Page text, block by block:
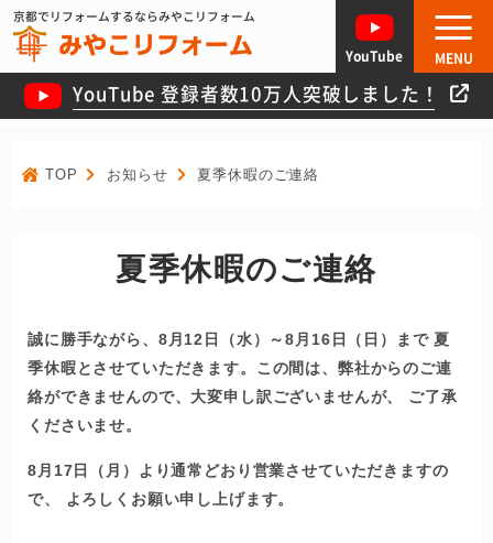
京都でリフォームするならみやこリフォーム
YouTube 登録者数10万人突破しました！
YouTube MENU
TOP お知らせ 夏季休暇のご連絡
夏季休暇のご連絡
誠に勝手ながら、8月12日（水）～8月16日（日）まで 夏
季休暇とさせていただきます。この間は、弊社からのご連
絡ができませんので、大変申し訳ございませんが、 ご了承
くださいませ。
8月17日（月）より通常どおり営業させていただきますの
で、 よろしくお願い申し上げます。